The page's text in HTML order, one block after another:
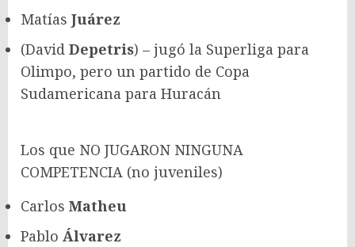
Matías Juárez
(David Depetris) – jugó la Superliga para
Olimpo, pero un partido de Copa
Sudamericana para Huracán
Los que NO JUGARON NINGUNA
COMPETENCIA (no juveniles)
Carlos Matheu
Pablo Álvarez